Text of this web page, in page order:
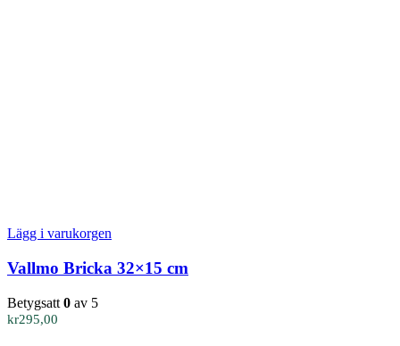
Lägg i varukorgen
Vallmo Bricka 32×15 cm
Betygsatt 0 av 5
kr295,00